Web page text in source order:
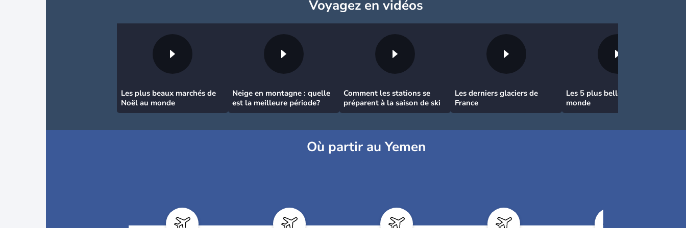
Voyagez en vidéos
Les plus beaux marchés de
Noël au monde
Neige en montagne : quelle
est la meilleure période?
Comment les stations se
préparent à la saison de ski
Les derniers glaciers de
France
Les 5 plus belles routes du
monde
Où partir au Yemen